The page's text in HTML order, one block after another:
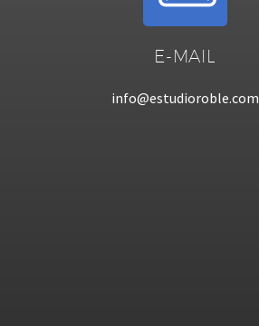
E-MAIL
info@estudioroble.com